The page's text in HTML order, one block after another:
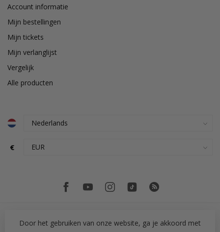
Account informatie
Mijn bestellingen
Mijn tickets
Mijn verlanglijst
Vergelijk
Alle producten
€
Door het gebruiken van onze website, ga je akkoord met